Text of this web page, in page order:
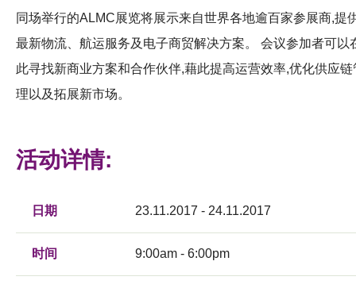
同场举行的ALMC展览将展示来自世界各地逾百家参展商,提
最新物流、航运服务及电子商贸解决方案。 会议参加者可以
此寻找新商业方案和合作伙伴,藉此提高运营效率,优化供应链
理以及拓展新市场。
活动详情:
日期 23.11.2017 - 24.11.2017
时间 9:00am - 6:00pm